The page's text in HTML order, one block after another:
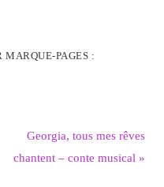
MARQUE-PAGES :
Georgia, tous mes rêves
chantent – conte musical»